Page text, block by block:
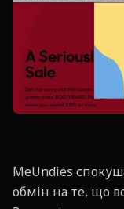
MeUndies
обмін на те, що